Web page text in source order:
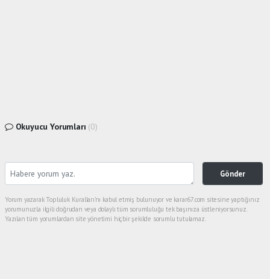
Okuyucu Yorumları (0)
Gönder
Yorum yazarak Topluluk Kuralları’nı kabul etmiş bulunuyor ve karar67.com sitesine yaptığınız
yorumunuzla ilgili doğrudan veya dolaylı tüm sorumluluğu tek başınıza üstleniyorsunuz.
Yazılan tüm yorumlardan site yönetimi hiçbir şekilde sorumlu tutulamaz.